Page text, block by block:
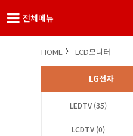
전체메뉴
HOME LCD모니터
LG전자
LEDTV (35)
LCDTV (0)